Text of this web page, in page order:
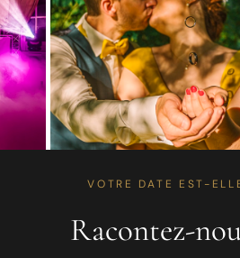
VOTRE DATE EST-
Racontez-